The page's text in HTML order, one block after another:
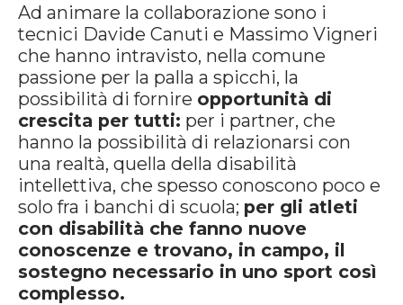
Ad animare la collaborazione sono i
tecnici Davide Canuti e Massimo Vigneri
che hanno intravisto, nella comune
passione per la palla a spicchi, la
possibilità di fornire opportunità di
crescita per tutti: per i partner, che
hanno la possibilità di relazionarsi con
una realtà, quella della disabilità
intellettiva, che spesso conoscono poco e
solo fra i banchi di scuola; per gli atleti
con disabilità che fanno nuove
conoscenze e trovano, in campo, il
sostegno necessario in uno sport così
complesso.